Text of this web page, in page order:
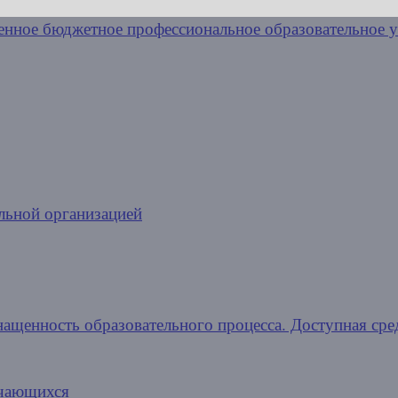
организацией
образовательного процесса. Доступная